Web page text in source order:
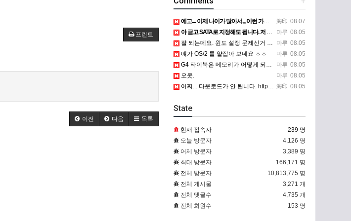
프린트
이전 다음 목록
海印 08.07
에고.... 이제 나이가 많아서,,, 이런 가상pc에 설치해보는 것도 귀찮군요.. ㅎㅎ 날씨도 덥고.....…
마루 08.05
아 글고 SATA로 지정해도 됩니다. 저 글 진짜 이상하네요. 옛날꺼 퍼와서 그런거 같은데요.
마루 08.05
잘 되는데요. 윈도 설정 문제신거 같은데. 크롬 브라우저나 파폭으로 해 보세요
마루 08.05
얘가 OS/2 를 얕잡아 보네요 ㅎㅎ
마루 08.05
G4 타이북은 메모리가 어떻게 되나요?
마루 08.05
오옷.
海印 08.05
어찌... 다운로드가 안 됩니다. https://www.oracle.com/kr/virtualization/…
State
현재 접속자
239 명
오늘 방문자
4,126 명
어제 방문자
3,389 명
최대 방문자
166,171 명
전체 방문자
10,813,775 명
전체 게시물
3,271 개
전체 댓글수
4,735 개
전체 회원수
153 명